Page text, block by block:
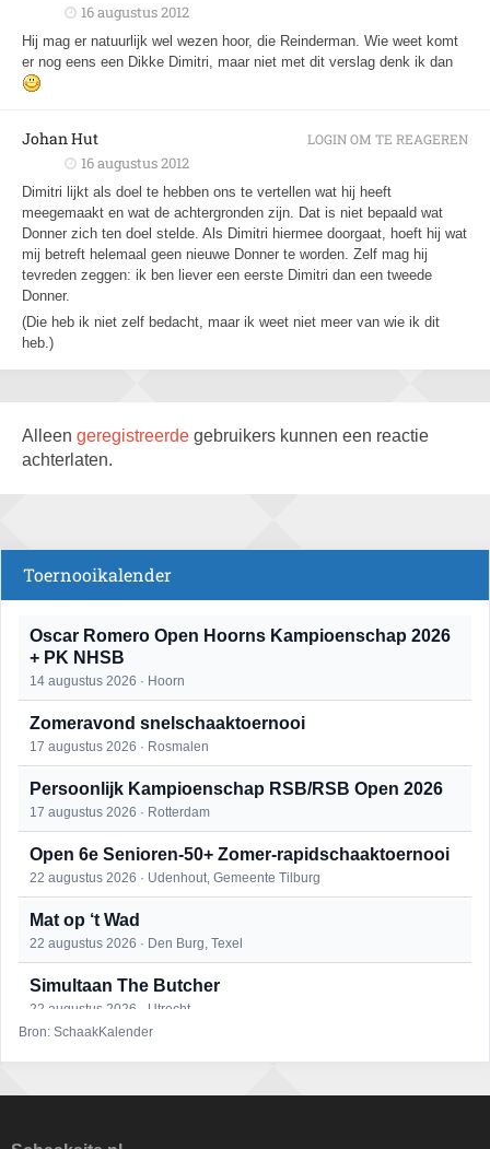
16 augustus 2012
Hij mag er natuurlijk wel wezen hoor, die Reinderman. Wie weet komt
er nog eens een Dikke Dimitri, maar niet met dit verslag denk ik dan
Johan Hut
16 augustus 2012
Dimitri lijkt als doel te hebben ons te vertellen wat hij heeft
meegemaakt en wat de achtergronden zijn. Dat is niet bepaald wat
Donner zich ten doel stelde. Als Dimitri hiermee doorgaat, hoeft hij wat
mij betreft helemaal geen nieuwe Donner te worden. Zelf mag hij
tevreden zeggen: ik ben liever een eerste Dimitri dan een tweede
Donner.
(Die heb ik niet zelf bedacht, maar ik weet niet meer van wie ik dit
heb.)
LOGIN OM TE REAGEREN
Alleen geregistreerde gebruikers kunnen een reactie
achterlaten.
Toernooikalender
Oscar Romero Open Hoorns Kampioenschap 2026
+ PK NHSB
14 augustus 2026 · Hoorn
Zomeravond snelschaaktoernooi
17 augustus 2026 · Rosmalen
Persoonlijk Kampioenschap RSB/RSB Open 2026
17 augustus 2026 · Rotterdam
Open 6e Senioren-50+ Zomer-rapidschaaktoernooi
22 augustus 2026 · Udenhout, Gemeente Tilburg
Mat op ‘t Wad
22 augustus 2026 · Den Burg, Texel
Simultaan The Butcher
22 augustus 2026 · Utrecht
Bron: SchaakKalender